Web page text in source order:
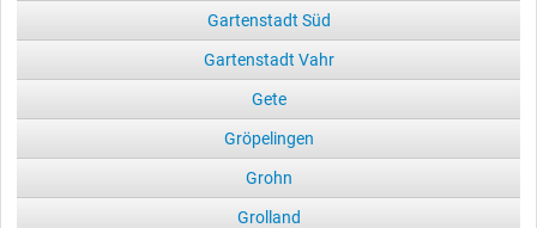
Gartenstadt Süd
Gartenstadt Vahr
Gete
Gröpelingen
Grohn
Grolland